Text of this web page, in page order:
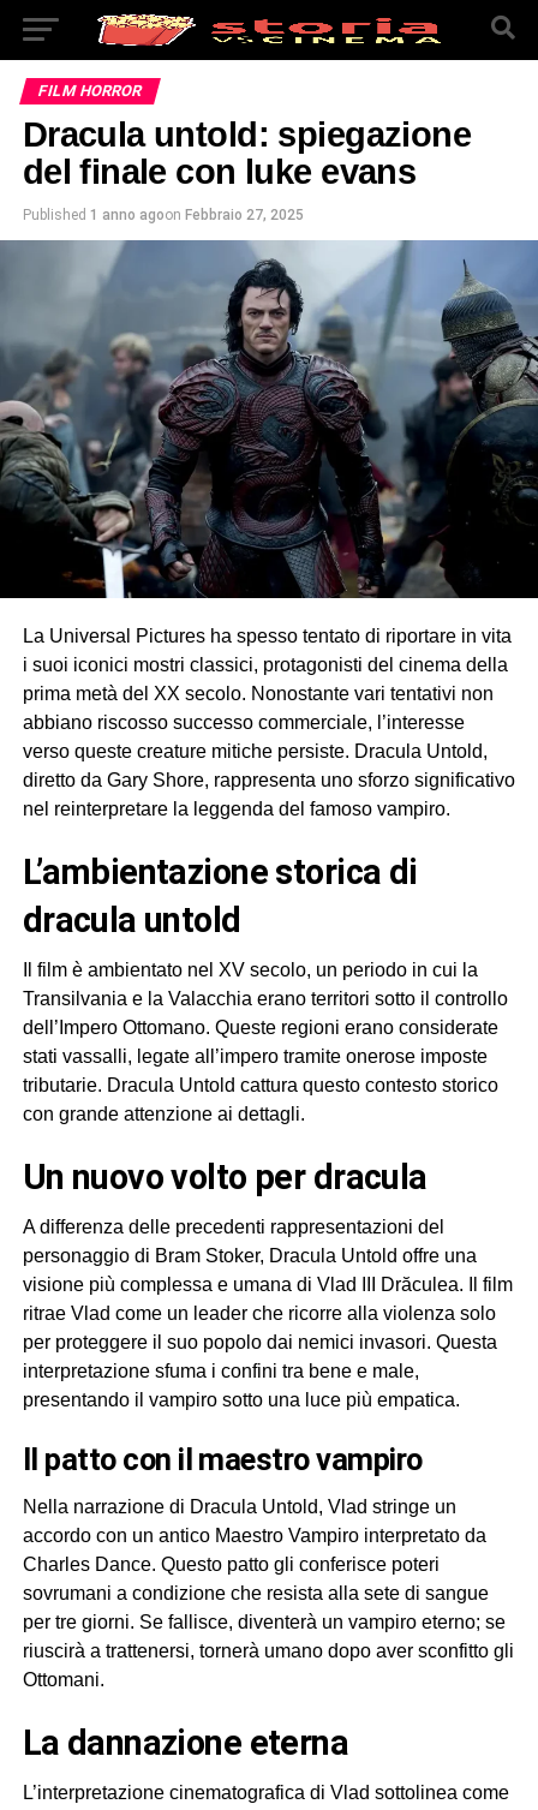
FILM HORROR
Dracula untold: spiegazione
del finale con luke evans
Published 1 anno agoon Febbraio 27, 2025
La Universal Pictures ha spesso tentato di riportare in vita
i suoi iconici mostri classici, protagonisti del cinema della
prima metà del XX secolo. Nonostante vari tentativi non
abbiano riscosso successo commerciale, l’interesse
verso queste creature mitiche persiste. Dracula Untold,
diretto da Gary Shore, rappresenta uno sforzo significativo
nel reinterpretare la leggenda del famoso vampiro.
l’ambientazione storica di
dracula untold
Il film è ambientato nel XV secolo, un periodo in cui la
Transilvania e la Valacchia erano territori sotto il controllo
dell’Impero Ottomano. Queste regioni erano considerate
stati vassalli, legate all’impero tramite onerose imposte
tributarie. Dracula Untold cattura questo contesto storico
con grande attenzione ai dettagli.
un nuovo volto per dracula
A differenza delle precedenti rappresentazioni del
personaggio di Bram Stoker, Dracula Untold offre una
visione più complessa e umana di Vlad III Drăculea. Il film
ritrae Vlad come un leader che ricorre alla violenza solo
per proteggere il suo popolo dai nemici invasori. Questa
interpretazione sfuma i confini tra bene e male,
presentando il vampiro sotto una luce più empatica.
il patto con il maestro vampiro
Nella narrazione di Dracula Untold, Vlad stringe un
accordo con un antico Maestro Vampiro interpretato da
Charles Dance. Questo patto gli conferisce poteri
sovrumani a condizione che resista alla sete di sangue
per tre giorni. Se fallisce, diventerà un vampiro eterno; se
riuscirà a trattenersi, tornerà umano dopo aver sconfitto gli
Ottomani.
la dannazione eterna
L’interpretazione cinematografica di Vlad sottolinea come